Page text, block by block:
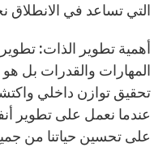
التي تساعد في الانطلاق
أهمية تطوير الذات:
المهارات والقدرات بل
تحقيق توازن داخلي
عندما نعمل على تطوير
على تحسين حياتنا من